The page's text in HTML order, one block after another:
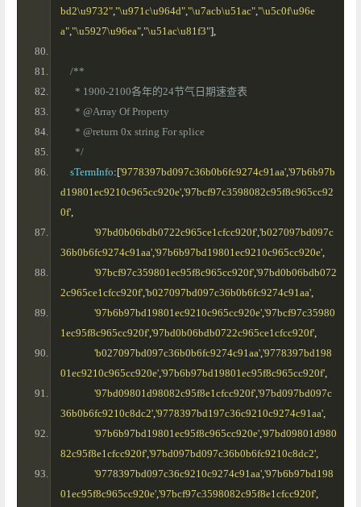
bd2\u9732","\u971c\u964d","\u7acb\u51ac","\u5c0f\u96e
a","\u5927\u96ea","\u51ac\u81f3"],
/**
      * 1900-2100各年的24节气日期速查表
      * @Array Of Property
      * @return 0x string For splice
      */
    sTermInfo
:['9778397bd097c36b0b6fc9274c91aa','97b6b97b
d19801ec9210c965cc920e','97bcf97c3598082c95f8c965cc92
0f',
'97bd0b06bdb0722c965ce1cfcc920f','b027097bd097c
36b0b6fc9274c91aa','97b6b97bd19801ec9210c965cc920e',
'97bcf97c359801ec95f8c965cc920f','97bd0b06bdb072
2c965ce1cfcc920f','b027097bd097c36b0b6fc9274c91aa',
'97b6b97bd19801ec9210c965cc920e','97bcf97c35980
1ec95f8c965cc920f','97bd0b06bdb0722c965ce1cfcc920f',
'b027097bd097c36b0b6fc9274c91aa','9778397bd198
01ec9210c965cc920e','97b6b97bd19801ec95f8c965cc920f',
'97bd09801d98082c95f8e1cfcc920f','97bd097bd097c
36b0b6fc9210c8dc2','9778397bd197c36c9210c9274c91aa',
'97b6b97bd19801ec95f8c965cc920e','97bd09801d980
82c95f8e1cfcc920f','97bd097bd097c36b0b6fc9210c8dc2',
'9778397bd097c36c9210c9274c91aa','97b6b97bd198
01ec95f8c965cc920e','97bcf97c3598082c95f8e1cfcc920f',